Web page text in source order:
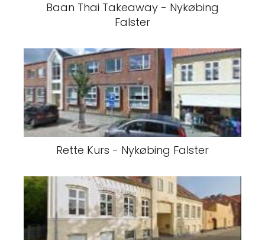
Baan Thai Takeaway - Nykøbing
Falster
Rette Kurs - Nykøbing Falster